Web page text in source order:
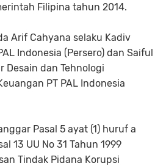
Filipina tahun 2014.
Arif Cahyana selaku Kadiv
Indonesia (Persero) dan Saiful
Desain dan Tehnologi
PT PAL Indonesia
Pasal 5 ayat (1) huruf a
13 UU No 31 Tahun 1999
Tindak Pidana Korupsi